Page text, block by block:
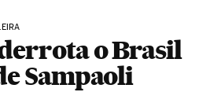
o Brasil
Sampaoli